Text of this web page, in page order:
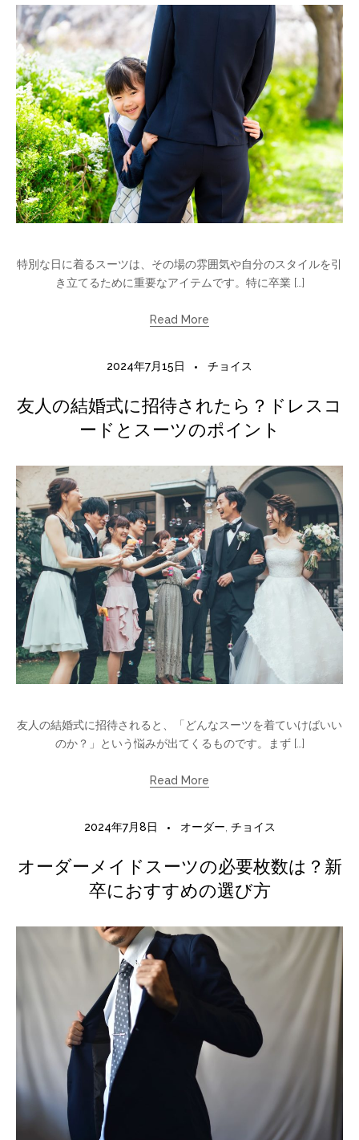
特別な日に着るスーツは、その場の雰囲気や自分のスタイルを引
き立てるために重要なアイテムです。特に卒業 […]
Read More
2024年7月15日 チョイス
友人の結婚式に招待されたら？ドレスコ
ードとスーツのポイント
友人の結婚式に招待されると、「どんなスーツを着ていけばいい
のか？」という悩みが出てくるものです。まず […]
Read More
2024年7月8日 オーダー チョイス
オーダーメイドスーツの必要枚数は？新
卒におすすめの選び方